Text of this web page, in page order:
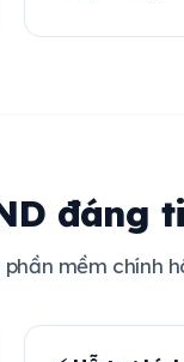
đáng
mềm chính